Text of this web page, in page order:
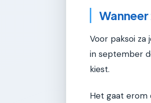
Voor paksoi
in september
kiest.
Het gaat erom